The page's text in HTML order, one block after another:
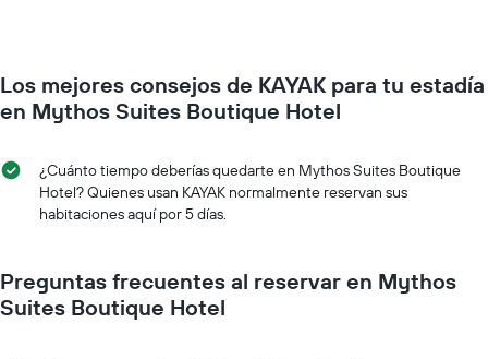
cada
día
semana
gráfico
X
que
Los mejores consejos de KAYAK para tu estadía
en Mythos Suites Boutique Hotel
¿Cuánto tiempo deberías quedarte en Mythos Suites Boutique
Hotel? Quienes usan KAYAK normalmente reservan sus
habitaciones aquí por 5 días.
Preguntas frecuentes al reservar en Mythos
Suites Boutique Hotel